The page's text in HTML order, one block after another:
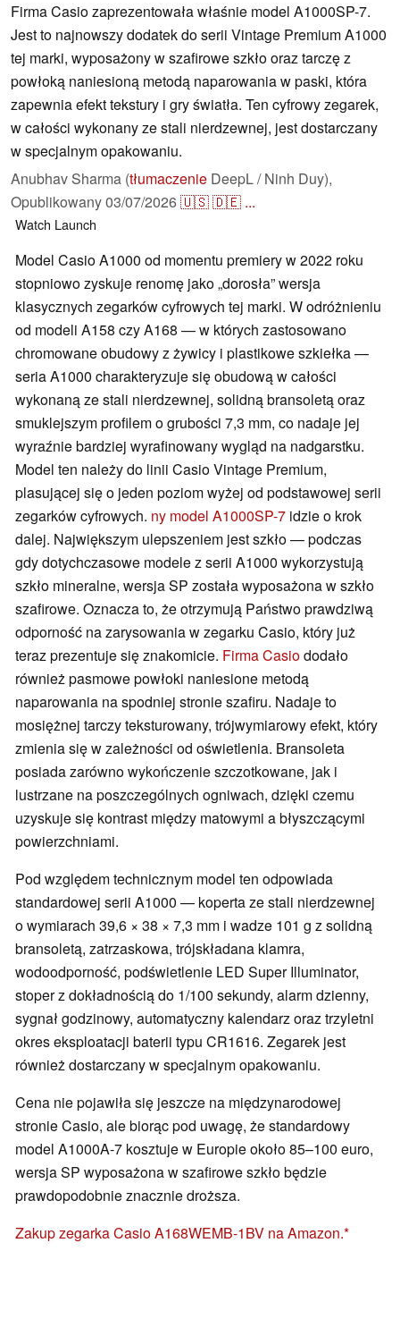
Firma Casio zaprezentowała właśnie model A1000SP-7.
Jest to najnowszy dodatek do serii Vintage Premium A1000
tej marki, wyposażony w szafirowe szkło oraz tarczę z
powłoką naniesioną metodą naparowania w paski, która
zapewnia efekt tekstury i gry światła. Ten cyfrowy zegarek,
w całości wykonany ze stali nierdzewnej, jest dostarczany
w specjalnym opakowaniu.
Anubhav Sharma (tłumaczenie DeepL / Ninh Duy),
Opublikowany03/07/2026🇺🇸🇩🇪 ...
Watch Launch
Model Casio A1000 od momentu premiery w 2022 roku
stopniowo zyskuje renomę jako „dorosła” wersja
klasycznych zegarków cyfrowych tej marki. W odróżnieniu
od modeli A158 czy A168 — w których zastosowano
chromowane obudowy z żywicy i plastikowe szkiełka —
seria A1000 charakteryzuje się obudową w całości
wykonaną ze stali nierdzewnej, solidną bransoletą oraz
smuklejszym profilem o grubości 7,3 mm, co nadaje jej
wyraźnie bardziej wyrafinowany wygląd na nadgarstku.
Model ten należy do linii Casio Vintage Premium,
plasującej się o jeden poziom wyżej od podstawowej serii
zegarków cyfrowych. ny model A1000SP-7 idzie o krok
dalej. Największym ulepszeniem jest szkło — podczas
gdy dotychczasowe modele z serii A1000 wykorzystują
szkło mineralne, wersja SP została wyposażona w szkło
szafirowe. Oznacza to, że otrzymują Państwo prawdziwą
odporność na zarysowania w zegarku Casio, który już
teraz prezentuje się znakomicie. Firma Casiododało
również pasmowe powłoki naniesione metodą
naparowania na spodniej stronie szafiru. Nadaje to
mosiężnej tarczy teksturowany, trójwymiarowy efekt, który
zmienia się w zależności od oświetlenia. Bransoleta
posiada zarówno wykończenie szczotkowane, jak i
lustrzane na poszczególnych ogniwach, dzięki czemu
uzyskuje się kontrast między matowymi a błyszczącymi
powierzchniami.
Pod względem technicznym model ten odpowiada
standardowej serii A1000 — koperta ze stali nierdzewnej
o wymiarach 39,6 × 38 × 7,3 mm i wadze 101 g z solidną
bransoletą, zatrzaskowa, trójskładana klamra,
wodoodporność, podświetlenie LED Super Illuminator,
stoper z dokładnością do 1/100 sekundy, alarm dzienny,
sygnał godzinowy, automatyczny kalendarz oraz trzyletni
okres eksploatacji baterii typu CR1616. Zegarek jest
również dostarczany w specjalnym opakowaniu.
Cena nie pojawiła się jeszcze na międzynarodowej
stronie Casio, ale biorąc pod uwagę, że standardowy
model A1000A-7 kosztuje w Europie około 85–100 euro,
wersja SP wyposażona w szafirowe szkło będzie
prawdopodobnie znacznie droższa.
Zakup zegarka Casio A168WEMB-1BV na Amazon.